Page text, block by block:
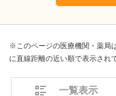
※このページの医療機関・薬局
に直線距離の近い順で表示され
一覧表示